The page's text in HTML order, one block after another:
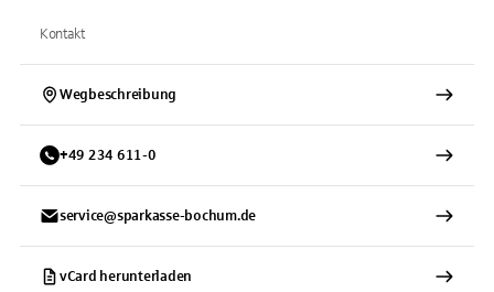
Kontakt
Wegbeschreibung
+49 234 611-0
service@sparkasse-bochum.de
vCard herunterladen